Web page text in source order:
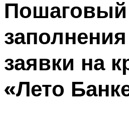
Пошаговый
заявки на
«Лето